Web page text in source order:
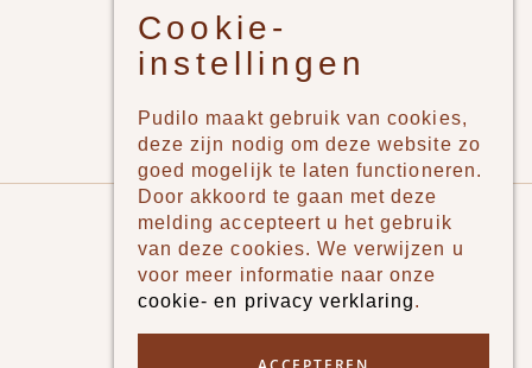
Jongens
Meisjes
Merken
Pudilo
Over ons
Algemene voorwaarden
Cookie-
instellingen
Pudilo maakt gebruik van cookies,
deze zijn nodig om deze website zo
goed mogelijk te laten functioneren.
Door akkoord te gaan met deze
melding accepteert u het gebruik
van deze cookies. We verwijzen u
voor meer informatie naar onze
cookie- en privacy verklaring.